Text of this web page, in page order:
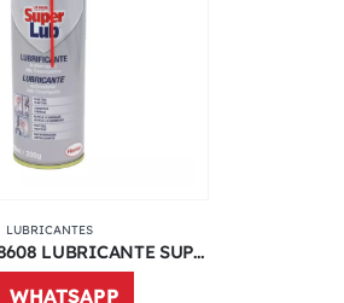
LUBRICANTES
LOCTITE LB 8608 LUBRICANTE SUPER LUBE 300 ML | IDH 294134
WHATSAPP